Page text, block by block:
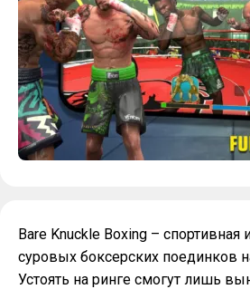
Bare Knuckle Boxing – спортивная
суровых боксерских поединков
Устоять на ринге смогут лишь